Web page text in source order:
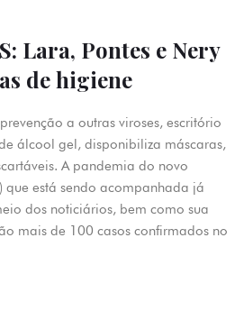
Lara, Pontes e Nery
de higiene
a outras viroses, escritório
álcool gel, disponibiliza máscaras,
A pandemia do novo
que está sendo acompanhada já
dos noticiários, bem como sua
mais de 100 casos confirmados no